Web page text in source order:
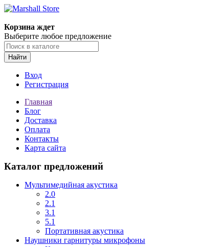
Корзина ждет
Выберите любое предложение
Найти
Вход
Регистрация
Главная
Блог
Доставка
Оплата
Контакты
Карта сайта
Каталог предложений
Мультимедийная акустика
2.0
2.1
3.1
5.1
Портативная акустика
Наушники гарнитуры микрофоны